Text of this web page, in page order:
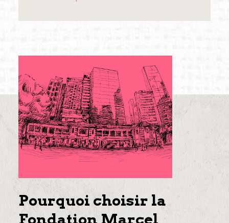
Pourquoi choisir la
Fondation Marcel